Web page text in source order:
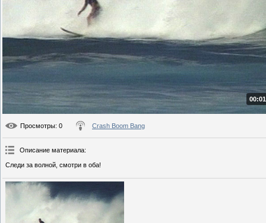
Просмотры: 0 Crash Boom Bang
Описание материала:
Следи за волной, смотри в оба!